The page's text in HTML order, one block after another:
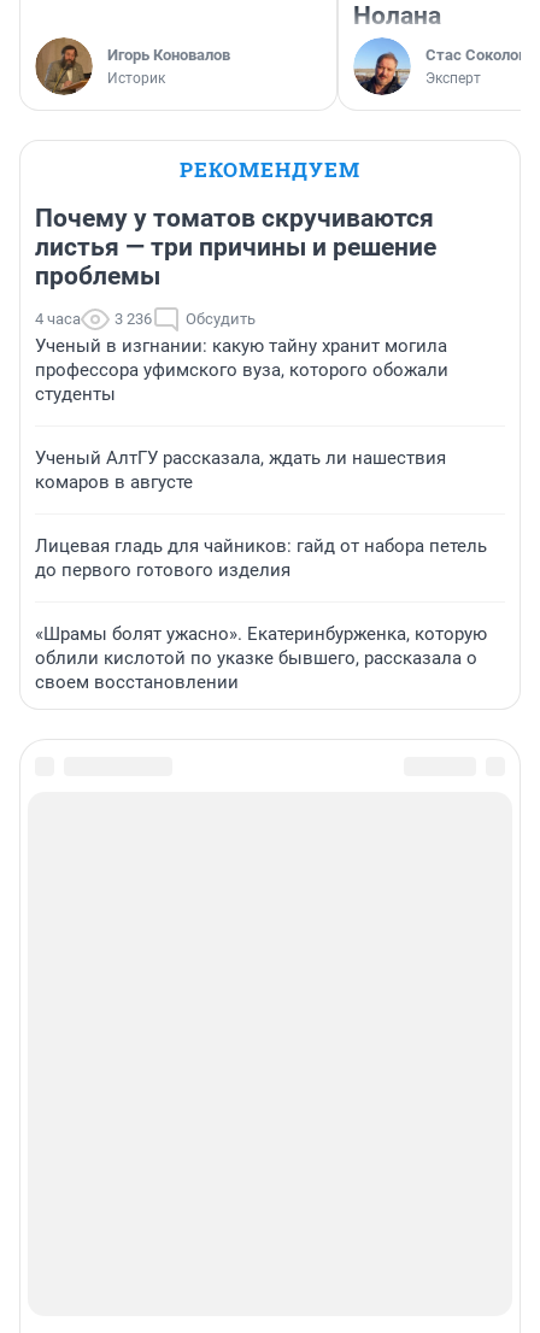
Игорь Коновалов
Историк
Нолана
Стас Соколов
Эксперт
РЕКОМЕНДУЕМ
Почему у томатов скручиваются
листья — три причины и решение
проблемы
4 часа 3 236 Обсудить
Ученый в изгнании: какую тайну хранит могила
профессора уфимского вуза, которого обожали
студенты
Ученый АлтГУ рассказала, ждать ли нашествия
комаров в августе
Лицевая гладь для чайников: гайд от набора петель
до первого готового изделия
«Шрамы болят ужасно». Екатеринбурженка, которую
облили кислотой по указке бывшего, рассказала о
своем восстановлении